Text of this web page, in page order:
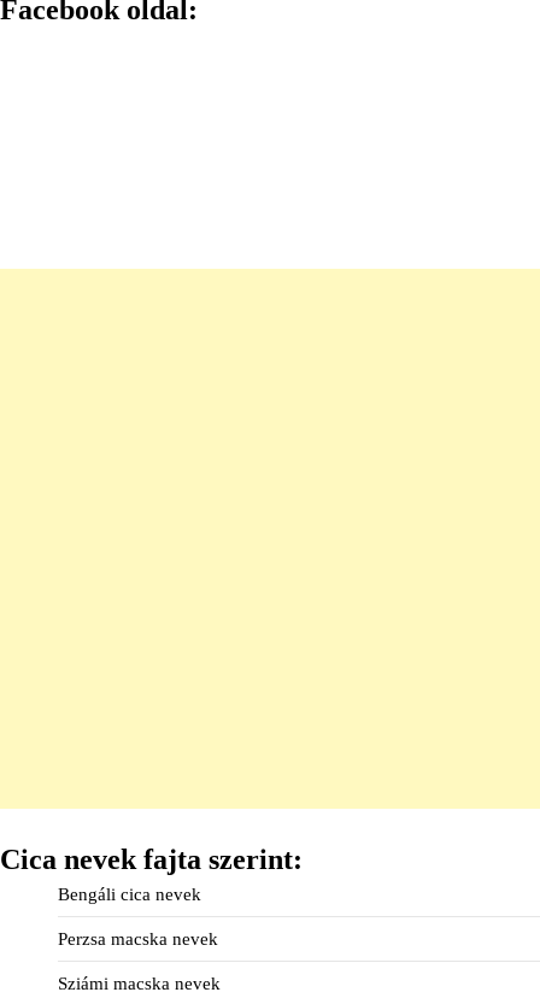
Facebook oldal:
Cica nevek fajta szerint:
Bengáli cica nevek
Perzsa macska nevek
Sziámi macska nevek